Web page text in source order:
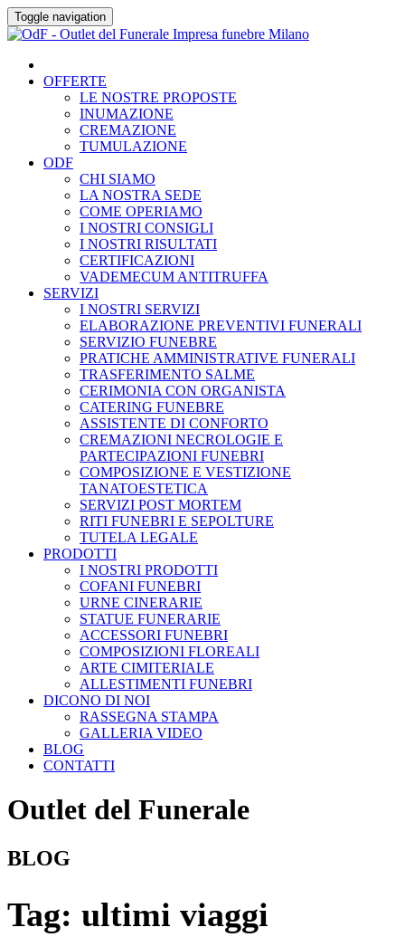
Skip
to
Toggle navigation
OFFERTE
LE NOSTRE PROPOSTE
INUMAZIONE
CREMAZIONE
TUMULAZIONE
ODF
CHI SIAMO
LA NOSTRA SEDE
COME OPERIAMO
I NOSTRI CONSIGLI
I NOSTRI RISULTATI
CERTIFICAZIONI
VADEMECUM ANTITRUFFA
SERVIZI
I NOSTRI SERVIZI
ELABORAZIONE PREVENTIVI FUNERALI
SERVIZIO FUNEBRE
PRATICHE AMMINISTRATIVE FUNERALI
TRASFERIMENTO SALME
CERIMONIA CON ORGANISTA
CATERING FUNEBRE
ASSISTENTE DI CONFORTO
CREMAZIONI NECROLOGIE E
PARTECIPAZIONI FUNEBRI
COMPOSIZIONE E VESTIZIONE
TANATOESTETICA
SERVIZI POST MORTEM
RITI FUNEBRI E SEPOLTURE
TUTELA LEGALE
PRODOTTI
I NOSTRI PRODOTTI
COFANI FUNEBRI
URNE CINERARIE
STATUE FUNERARIE
ACCESSORI FUNEBRI
COMPOSIZIONI FLOREALI
ARTE CIMITERIALE
ALLESTIMENTI FUNEBRI
DICONO DI NOI
RASSEGNA STAMPA
GALLERIA VIDEO
BLOG
CONTATTI
Outlet del Funerale
BLOG
Tag: ultimi viaggi